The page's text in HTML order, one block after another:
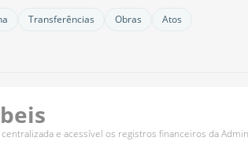
Transferências Obras Atos
e acessível os registros financeiros da